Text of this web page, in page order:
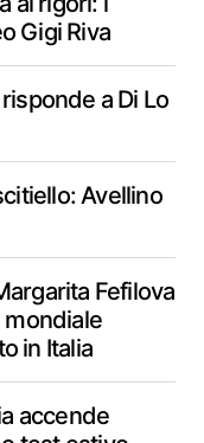
Gigi Riva
a Di Lo
Avellino
Fefilova
mondiale
in Italia
accende